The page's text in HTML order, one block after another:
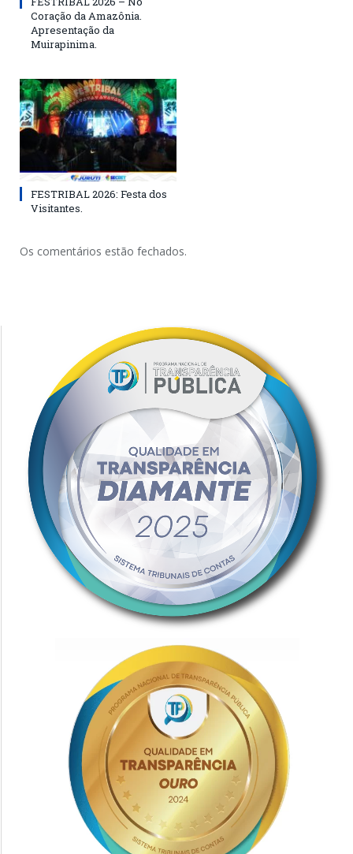
Coração da Amazônia.
Apresentação da
Muirapinima.
FESTRIBAL 2026: Festa dos
Visitantes.
Os comentários estão fechados.